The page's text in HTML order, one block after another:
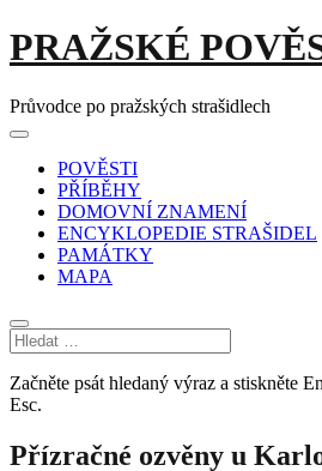
Skip
to
PRAŽSKÉ
Průvodce po pražských strašidlech
Menu
POVĚSTI
PŘÍBĚHY
DOMOVNÍ ZNAMENÍ
ENCYKLOPEDIE STRAŠIDEL
PAMÁTKY
MAPA
Začněte psát hledaný výraz a stiskněte
Esc.
Přízračné ozvěny u